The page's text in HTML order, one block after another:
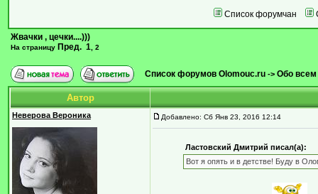
Список форумчан
Жвачки , цечки....)))
На страницу Пред. 1 2
Список форумов Olomouc.ru -> Обо всем
Автор
Неверова Вероника Добавлено: Сб Янв 23, 2016 12:14
Ластовский Дмитрий писал(а):
Вот я опять и в детстве! Буду в